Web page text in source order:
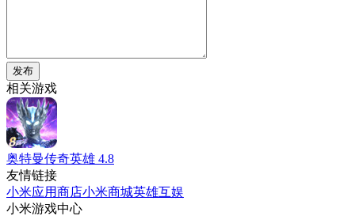
发布
相关游戏
奥特曼传奇英雄 4.8
友情链接
小米应用商店小米商城英雄互娱
小米游戏中心